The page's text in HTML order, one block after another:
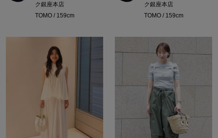
ク銀座本店
TOMO / 159cm
ク銀座本店
TOMO / 159cm